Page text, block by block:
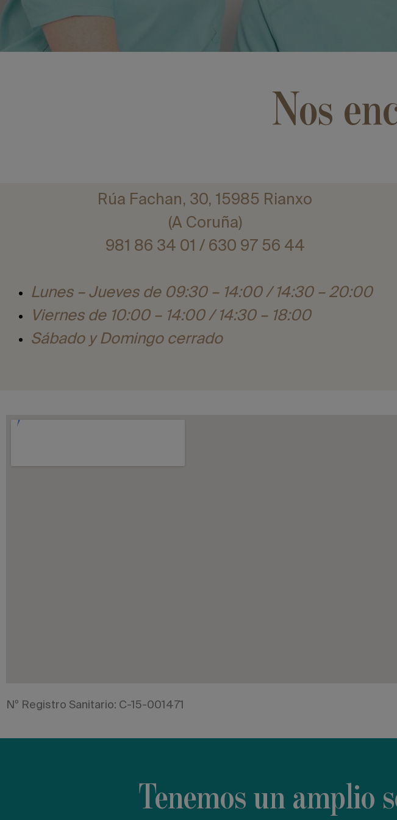
Nos
Rúa Fachan, 30, 15985 Rianxo
(A Coruña)
981 86 34 01 / 630 97 56 44
Lunes – Jueves de 09:30 – 14:00 / 14:30 – 20:00
Viernes de 10:00 – 14:00 / 14:30 – 18:00
Sábado y Domingo cerrado
Nº Registro Sanitario: C-15-001471
Tenemos un amplio